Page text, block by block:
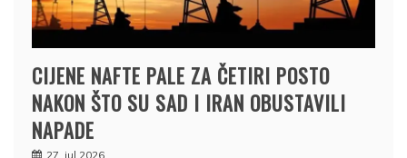
CIJENE NAFTE PALE ZA ČETIRI POSTO
NAKON ŠTO SU SAD I IRAN OBUSTAVILI
NAPADE
27. jul 2026.